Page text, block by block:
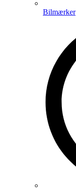
Bilmærker